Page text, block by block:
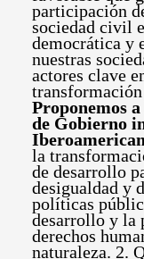
participación
sociedad civil
democrática y
nuestras
actores clave
Proponemos
de Gobierno
la
de desarrollo
desigualdad y
políticas
desarrollo y la
derechos
naturaleza. 2.